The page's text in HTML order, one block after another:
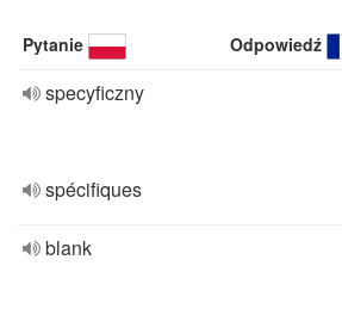
Pytanie Odpowiedź
specyficzny
spécifiques
blank